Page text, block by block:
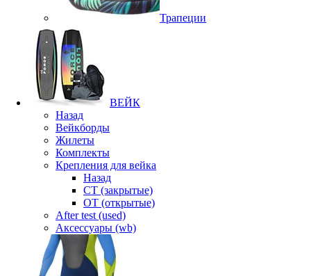
Трапеции
ВЕЙК
Назад
Вейкборды
Жилеты
Комплекты
Крепления для вейка
Назад
CT (закрытые)
OT (открытые)
After test (used)
Аксессуары (wb)